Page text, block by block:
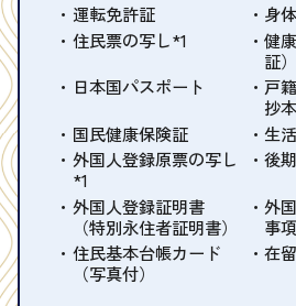
運転免許証
身
住民票の写し*1
健
証）
日本国パスポート
戸
抄
国民健康保険証
生
外国人登録原票の写し
*1
後
外国人登録証明書
（特別永住者証明書）
外
事
住民基本台帳カード
（写真付）
在